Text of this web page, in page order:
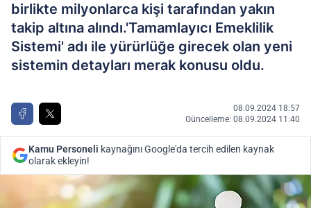
birlikte milyonlarca kişi tarafından yakın
takip altına alındı.'Tamamlayıcı Emeklilik
Sistemi' adı ile yürürlüğe girecek olan yeni
sistemin detayları merak konusu oldu.
08.09.2024 18:57
Güncelleme: 08.09.2024 11:40
Kamu Personeli kaynağını Google'da tercih edilen kaynak
olarak ekleyin!